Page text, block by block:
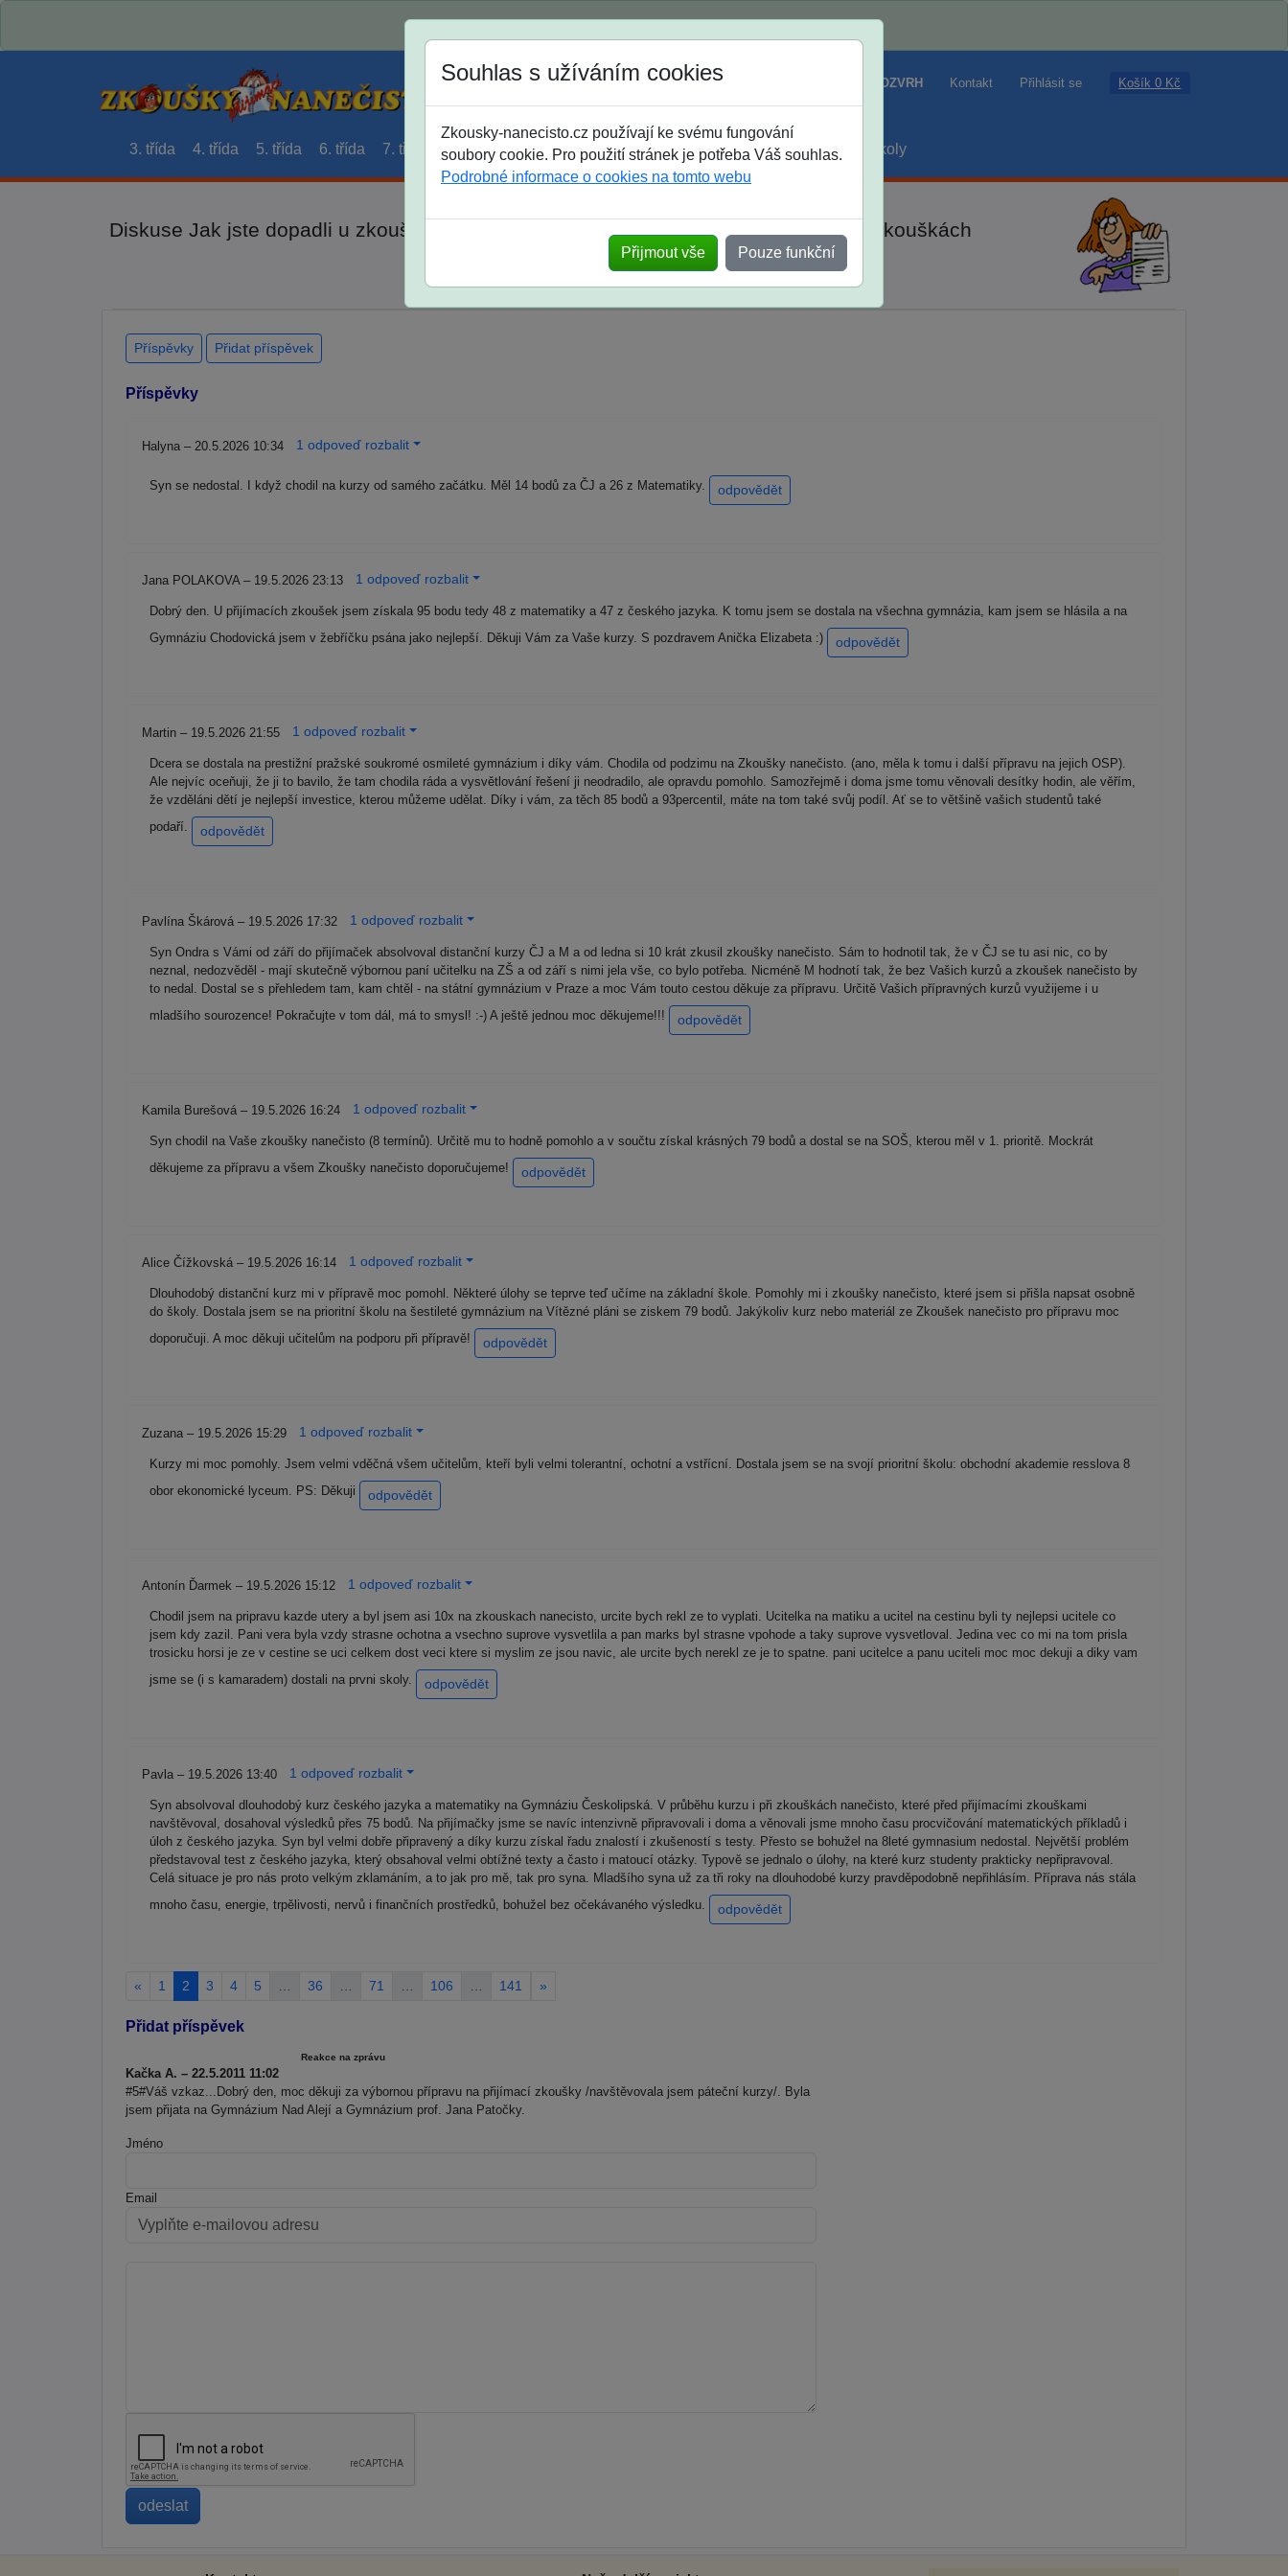
Jak si vybrat ROZVRH Kontakt Přihlásit se Košík 0 Kč
3. třída 4. třída 5. třída 6. třída 7. třída 8. třída 9. třída střední maturanti soutěže prázdniny školy
Diskuse Jak jste dopadli u zkoušek na SŠ? Vaše ohlasy po skutečných přijímacích zkouškách
Souhlas s užíváním cookies
Zkousky-nanecisto.cz používají ke svému fungování
soubory cookie. Pro použití stránek je potřeba Váš souhlas.
Podrobné informace o cookies na tomto webu
Přijmout vše Pouze funkční
Příspěvky Přidat příspěvek
Příspěvky
Halyna – 20.5.2026 10:34 1 odpoveď rozbalit
Syn se nedostal. I když chodil na kurzy od samého začátku. Měl 14 bodů za ČJ a 26 z Matematiky. odpovědět
Jana POLAKOVA – 19.5.2026 23:13 1 odpoveď rozbalit
Dobrý den. U přijímacích zkoušek jsem získala 95 bodu tedy 48 z matematiky a 47 z českého jazyka. K tomu jsem se dostala na všechna gymnázia, kam jsem se hlásila a na
Gymnáziu Chodovická jsem v žebříčku psána jako nejlepší. Děkuji Vám za Vaše kurzy. S pozdravem Anička Elizabeta :)
odpovědět
Martin – 19.5.2026 21:55 1 odpoveď rozbalit
Dcera se dostala na prestižní pražské soukromé osmileté gymnázium i díky vám. Chodila od podzimu na Zkoušky nanečisto. (ano, měla k tomu i další přípravu na jejich OSP).
Ale nejvíc oceňuji, že ji to bavilo, že tam chodila ráda a vysvětlování řešení ji neodradilo, ale opravdu pomohlo. Samozřejmě i doma jsme tomu věnovali desítky hodin, ale věřím,
že vzděláni dětí je nejlepší investice, kterou můžeme udělat. Díky i vám, za těch 85 bodů a 93percentil, máte na tom také svůj podíl. Ať se to většině vašich studentů také
podaří.
odpovědět
Pavlína Škárová – 19.5.2026 17:32 1 odpoveď rozbalit
Syn Ondra s Vámi od září do přijímaček absolvoval distanční kurzy ČJ a M a od ledna si 10 krát zkusil zkoušky nanečisto. Sám to hodnotil tak, že v ČJ se tu asi nic, co by
neznal, nedozvěděl - mají skutečně výbornou paní učitelku na ZŠ a od září s nimi jela vše, co bylo potřeba. Nicméně M hodnotí tak, že bez Vašich kurzů a zkoušek nanečisto by
to nedal. Dostal se s přehledem tam, kam chtěl - na státní gymnázium v Praze a moc Vám touto cestou děkuje za přípravu. Určitě Vašich přípravných kurzů využijeme i u
mladšího sourozence! Pokračujte v tom dál, má to smysl! :-) A ještě jednou moc děkujeme!!!
odpovědět
Kamila Burešová – 19.5.2026 16:24 1 odpoveď rozbalit
Syn chodil na Vaše zkoušky nanečisto (8 termínů). Určitě mu to hodně pomohlo a v součtu získal krásných 79 bodů a dostal se na SOŠ, kterou měl v 1. prioritě. Mockrát
děkujeme za přípravu a všem Zkoušky nanečisto doporučujeme!
odpovědět
Alice Čížkovská – 19.5.2026 16:14 1 odpoveď rozbalit
Dlouhodobý distanční kurz mi v přípravě moc pomohl. Některé úlohy se teprve teď učíme na základní škole. Pomohly mi i zkoušky nanečisto, které jsem si přišla napsat osobně
do školy. Dostala jsem se na prioritní školu na šestileté gymnázium na Vítězné pláni se ziskem 79 bodů. Jakýkoliv kurz nebo materiál ze Zkoušek nanečisto pro přípravu moc
doporučuji. A moc děkuji učitelům na podporu při přípravě!
odpovědět
Zuzana – 19.5.2026 15:29 1 odpoveď rozbalit
Kurzy mi moc pomohly. Jsem velmi vděčná všem učitelům, kteří byli velmi tolerantní, ochotní a vstřícní. Dostala jsem se na svojí prioritní školu: obchodní akademie resslova 8
obor ekonomické lyceum. PS: Děkuji
odpovědět
Antonín Ďarmek – 19.5.2026 15:12 1 odpoveď rozbalit
Chodil jsem na pripravu kazde utery a byl jsem asi 10x na zkouskach nanecisto, urcite bych rekl ze to vyplati. Ucitelka na matiku a ucitel na cestinu byli ty nejlepsi ucitele co
jsem kdy zazil. Pani vera byla vzdy strasne ochotna a vsechno suprove vysvetlila a pan marks byl strasne vpohode a taky suprove vysvetloval. Jedina vec co mi na tom prisla
trosicku horsi je ze v cestine se uci celkem dost veci ktere si myslim ze jsou navic, ale urcite bych nerekl ze je to spatne. pani ucitelce a panu uciteli moc moc dekuji a diky vam
jsme se (i s kamaradem) dostali na prvni skoly.
odpovědět
Pavla – 19.5.2026 13:40 1 odpoveď rozbalit
Syn absolvoval dlouhodobý kurz českého jazyka a matematiky na Gymnáziu Českolipská. V průběhu kurzu i při zkouškách nanečisto, které před přijímacími zkouškami
navštěvoval, dosahoval výsledků přes 75 bodů. Na přijímačky jsme se navíc intenzivně připravovali i doma a věnovali jsme mnoho času procvičování matematických příkladů i
úloh z českého jazyka. Syn byl velmi dobře připravený a díky kurzu získal řadu znalostí i zkušeností s testy. Přesto se bohužel na 8leté gymnasium nedostal. Největší problém
představoval test z českého jazyka, který obsahoval velmi obtížné texty a často i matoucí otázky. Typově se jednalo o úlohy, na které kurz studenty prakticky nepřipravoval.
Celá situace je pro nás proto velkým zklamáním, a to jak pro mě, tak pro syna. Mladšího syna už za tři roky na dlouhodobé kurzy pravděpodobně nepřihlásím. Příprava nás stála
mnoho času, energie, trpělivosti, nervů i finančních prostředků, bohužel bez očekávaného výsledku.
odpovědět
« 1 2 3 4 5 36 71 106 141 »
Přidat příspěvek
Reakce na zprávu
Kačka A. – 22.5.2011 11:02
#5#Váš vzkaz...Dobrý den, moc děkuji za výbornou přípravu na přijímací zkoušky /navštěvovala jsem páteční kurzy/. Byla
jsem přijata na Gymnázium Nad Alejí a Gymnázium prof. Jana Patočky.
Jméno
Email